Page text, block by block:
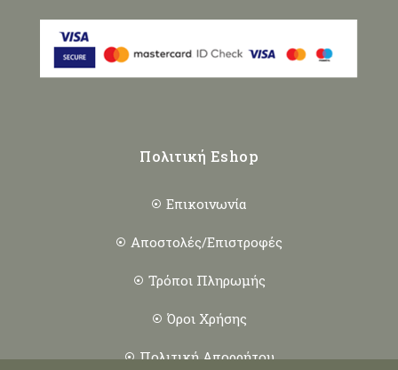
Πολιτική Eshop
Επικοινωνία
Αποστολές/Επιστροφές
Τρόποι Πληρωμής
Όροι Χρήσης
Πολιτική Απορρήτου